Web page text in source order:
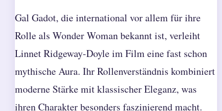
Gal Gadot, die international vor allem für ihre
Rolle als Wonder Woman bekannt ist, verleiht
Linnet Ridgeway-Doyle im Film eine fast schon
mythische Aura. Ihr Rollenverständnis kombiniert
moderne Stärke mit klassischer Eleganz, was
ihren Charakter besonders faszinierend macht.